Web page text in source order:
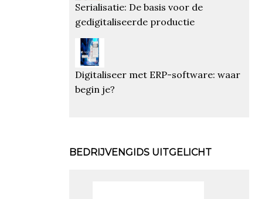
Serialisatie: De basis voor de
gedigitaliseerde productie
Digitaliseer met ERP-software: waar
begin je?
BEDRIJVENGIDS UITGELICHT